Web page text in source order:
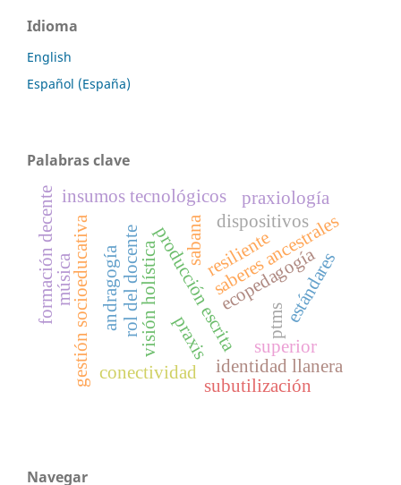
Idioma
English
Español (España)
Palabras clave
producción escrita
sabana
insumos tecnológicos
visión holística ptms
saberes ancestrales
identidad llanera
conectividad
ecopedagogía
gestión socioeducativa dispositivos
subutilización
praxiología
rol del docente
andragogía resiliente
formación decentemúsica estándares
praxis superior
Navegar